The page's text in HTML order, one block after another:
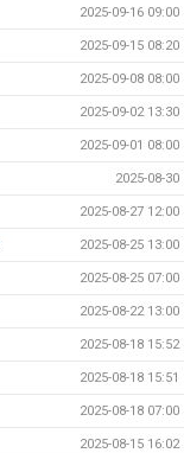
2025-09-16 09:00
2025-09-15 08:20
2025-09-08 08:00
2025-09-02 13:30
2025-09-01 08:00
2025-08-30
2025-08-27 12:00
2025-08-25 13:00
2025-08-25 07:00
2025-08-22 13:00
2025-08-18 15:52
2025-08-18 15:51
2025-08-18 07:00
2025-08-15 16:02